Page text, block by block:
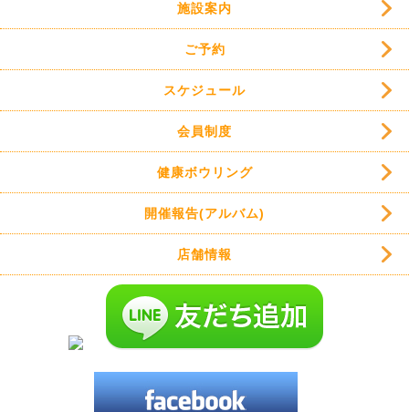
施設案内
ご予約
スケジュール
会員制度
健康ボウリング
開催報告(アルバム)
店舗情報